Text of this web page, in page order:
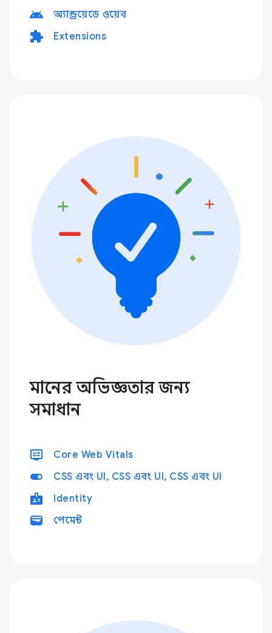
android অ্যান্ড্রয়েডে ওয়েব
extension Extensions
মানের অভিজ্ঞতার জন্য
সমাধান
display_settings Core Web Vitals
toggle_on CSS এবং UI, CSS এবং UI, CSS এবং UI
badge Identity
wallet পেমেন্ট